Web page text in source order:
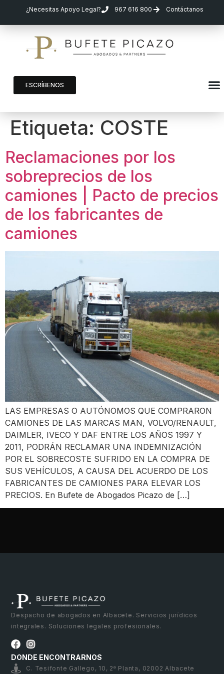
¿Necesitas Apoyo Legal? 967 616 800 Contáctanos
ESCRÍBENOS
Etiqueta: COSTE
Reclamaciones por los
sobreprecios de los
camiones | Pacto de precios
de los fabricantes de
camiones
LAS EMPRESAS O AUTÓNOMOS QUE COMPRARON
CAMIONES DE LAS MARCAS MAN, VOLVO/RENAULT,
DAIMLER, IVECO Y DAF ENTRE LOS AÑOS 1997 Y
2011, PODRÁN RECLAMAR UNA INDEMNIZACIÓN
POR EL SOBRECOSTE SUFRIDO EN LA COMPRA DE
SUS VEHÍCULOS, A CAUSA DEL ACUERDO DE LOS
FABRICANTES DE CAMIONES PARA ELEVAR LOS
PRECIOS. En Bufete de Abogados Picazo de […]
Despacho de abogados en Albacete. Servicios jurídicos
integrales. Soluciones legales profesionales.
DONDE ENCONTRARNOS
C. Tesifonte Gallego, 10, 2ª Planta, 02002 Albacete